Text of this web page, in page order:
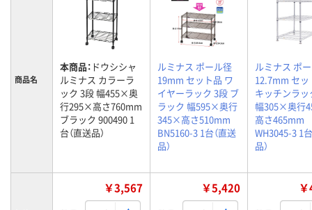
商品名
本商品： ドウシシャ
ルミナス カラーラ
ック 3段 幅455×奥
行295×高さ760mm
ブラック 900490 1
台（直送品）
ルミナス ポール径
19mm セット品 ワ
イヤーラック 3段 ブ
ラック 幅595×奥行
345×高さ510mm
BN5160-3 1台（直送
品）
ルミナス ポ
12.7mm セッ
キッチンラッ
幅305×奥行
高さ465mm
WH3045-3 1
品）
￥3,567 ￥5,420